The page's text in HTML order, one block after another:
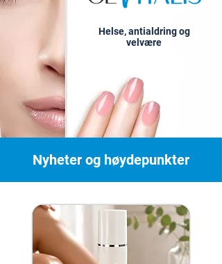
Helse, antialdring og
velvære
Nyheter og høydepunkter